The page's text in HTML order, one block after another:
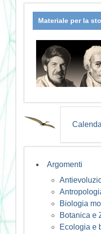
Materiale per la
Argomenti
Biologia
Botanica e
Ecologia e